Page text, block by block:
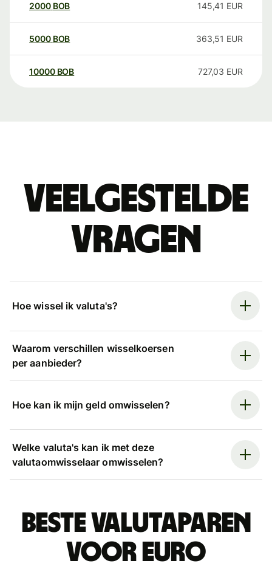
2000 BOB 145,41 EUR
5000 BOB 363,51 EUR
10000 BOB 727,03 EUR
Veelgestelde
vragen
Hoe wissel ik valuta's?
Waarom verschillen wisselkoersen
per aanbieder?
Hoe kan ik mijn geld omwisselen?
Welke valuta's kan ik met deze
valutaomwisselaar omwisselen?
Beste valutaparen
voor euro